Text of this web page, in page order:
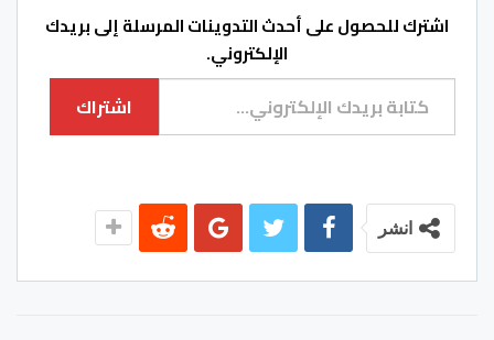
اشترك للحصول على أحدث التدوينات المرسلة إلى بريدك
الإلكتروني.
كتابة بريدك الإلكتروني...
اشتراك
انشر